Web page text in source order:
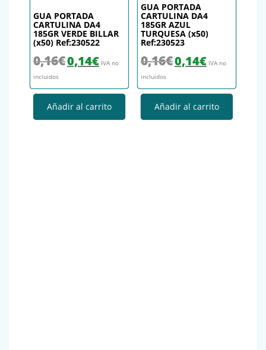
GUA PORTADA
CARTULINA DA4
185GR VERDE BILLAR
(x50) Ref:230522
0,16€ El precio original era: 0,16€.
0,14€El precio actual es: 0,14€.
IVA no
incluidos
Añadir al carrito
GUA PORTADA
CARTULINA DA4
185GR AZUL
TURQUESA (x50)
Ref:230523
0,16€ El precio original era: 0,16€.
0,14€El precio actual
IVA no
incluidos
Añadir al carrito